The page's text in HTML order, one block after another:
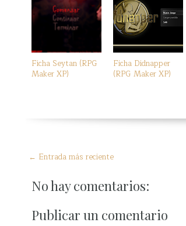
Ficha Seytan (RPG
Maker XP)
Ficha Didnapper
(RPG Maker XP)
← Entrada más reciente
No hay comentarios:
Publicar un comentario